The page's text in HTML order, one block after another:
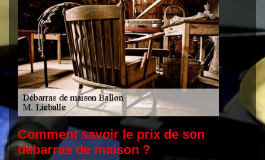
Comment savoir le prix de son
débarras de maison ?